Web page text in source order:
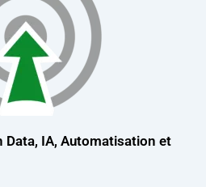
Data, IA, Automatisation et